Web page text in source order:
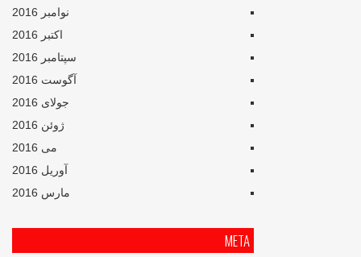
نوامبر 2016
سپتامبر 2016
آگوست 2016
جولای 2016
ژوئن 2016
آوریل 2016
مارس 2016